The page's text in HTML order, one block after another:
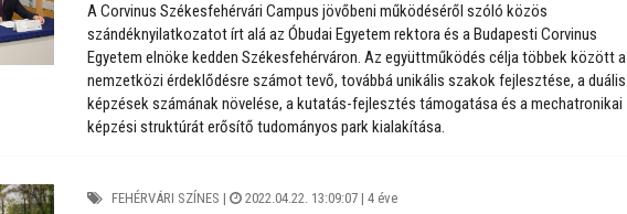
A Corvinus Székesfehérvári Campus jövőbeni működéséről szóló közös
szándéknyilatkozatot írt alá az Óbudai Egyetem rektora és a Budapesti Corvinus
Egyetem elnöke kedden Székesfehérváron. Az együttműködés célja többek között a
nemzetközi érdeklődésre számot tevő, továbbá unikális szakok fejlesztése, a duális
képzések számának növelése, a kutatás-fejlesztés támogatása és a mechatronikai
képzési struktúrát erősítő tudományos park kialakítása.
FEHÉRVÁRI SZÍNES | 2022.04.22. 13:09:07 | 4 éve